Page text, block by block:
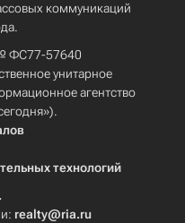
коммуникаций
ФС77-57640
унитарное
агентство
технологий
realty@ria.ru